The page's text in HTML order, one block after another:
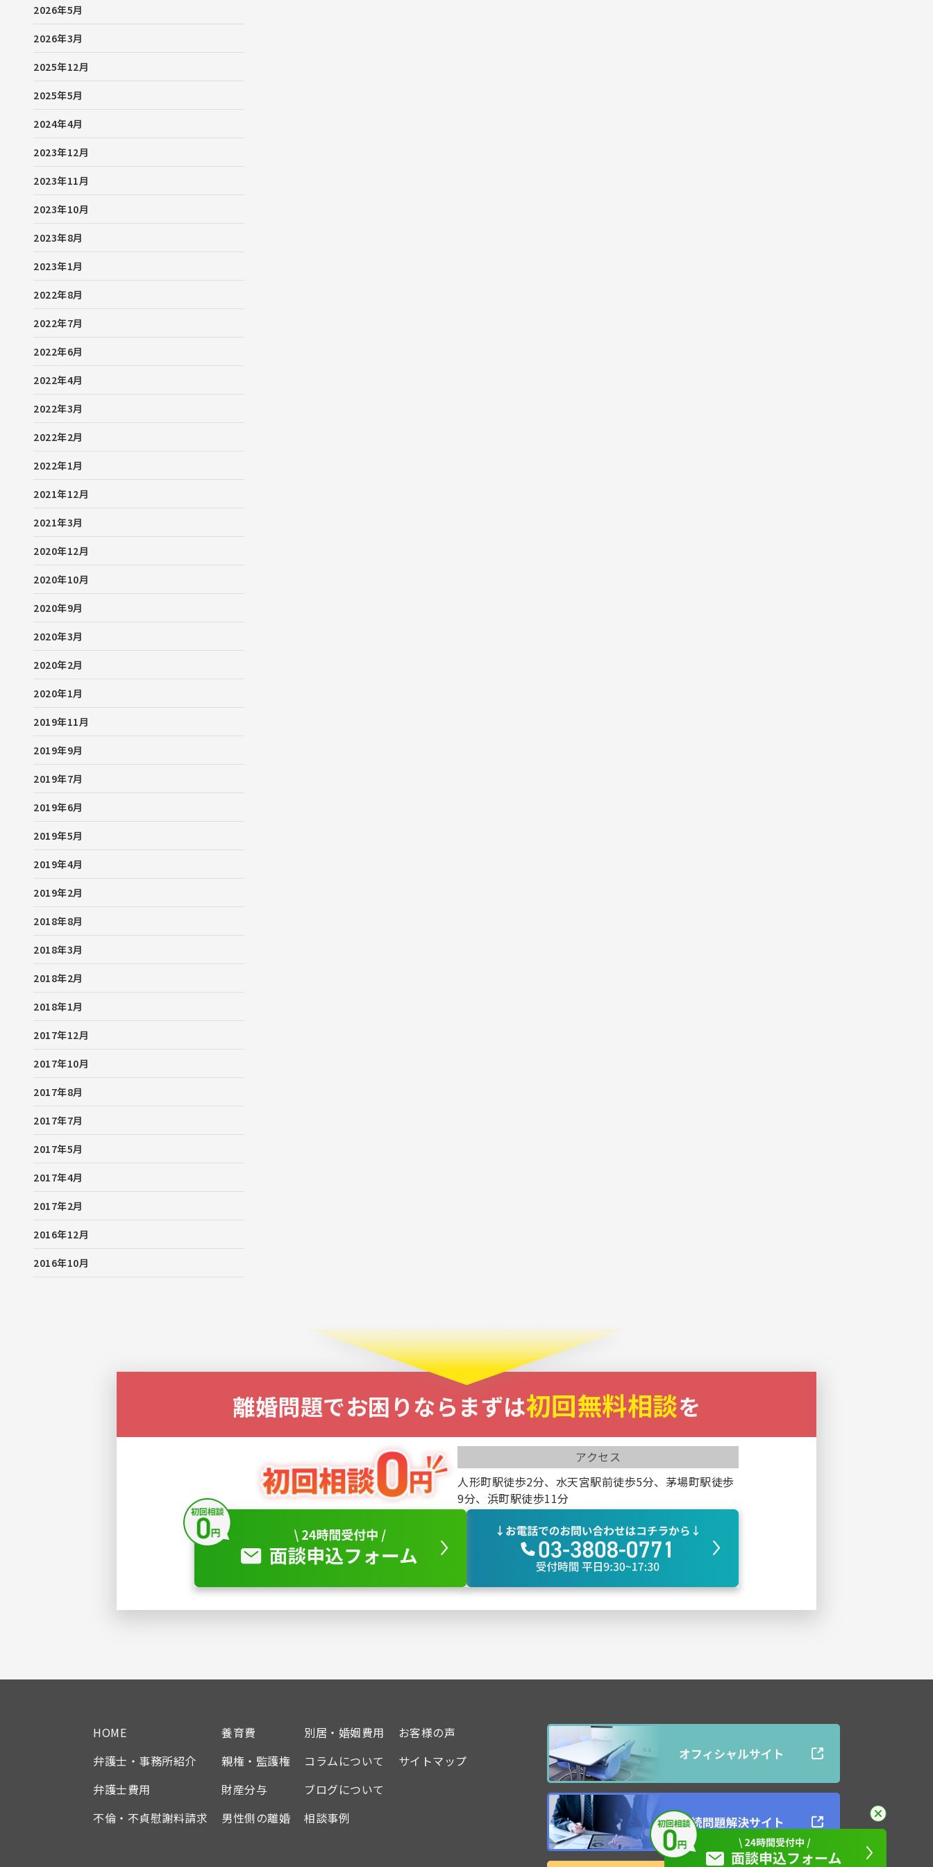
2026年5月
2026年3月
2025年12月
2025年5月
2024年4月
2023年12月
2023年11月
2023年10月
2023年8月
2023年1月
2022年8月
2022年7月
2022年6月
2022年4月
2022年3月
2022年2月
2022年1月
2021年12月
2021年3月
2020年12月
2020年10月
2020年9月
2020年3月
2020年2月
2020年1月
2019年11月
2019年9月
2019年7月
2019年6月
2019年5月
2019年4月
2019年2月
2018年8月
2018年3月
2018年2月
2018年1月
2017年12月
2017年10月
2017年8月
2017年7月
2017年5月
2017年4月
2017年2月
2016年12月
2016年10月
離婚問題でお困りならまずは初回無料相談を
アクセス
人形町駅徒歩2分、水天宮駅前徒歩5分、茅場町駅徒歩
9分、浜町駅徒歩11分
HOME
弁護士・事務所紹介
弁護士費用
不倫・不貞慰謝料請求
養育費
親権・監護権
財産分与
男性側の離婚
別居・婚姻費用
コラムについて
ブログについて
相談事例
お客様の声
サイトマップ